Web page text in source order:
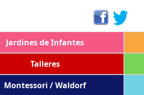
Jardines de Infantes
Talleres
Montessori / Waldorf